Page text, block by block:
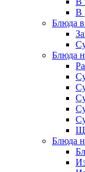
В
Блюда в
Блюда
Блюда